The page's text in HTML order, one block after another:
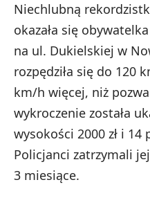
Niechlubną
okazała się
na ul. Dukielskiej w
rozpędziła się do 120
km/h więcej, niż
wykroczenie została
wysokości 2000 zł i
Policjanci zatrzymali
3 miesiące.